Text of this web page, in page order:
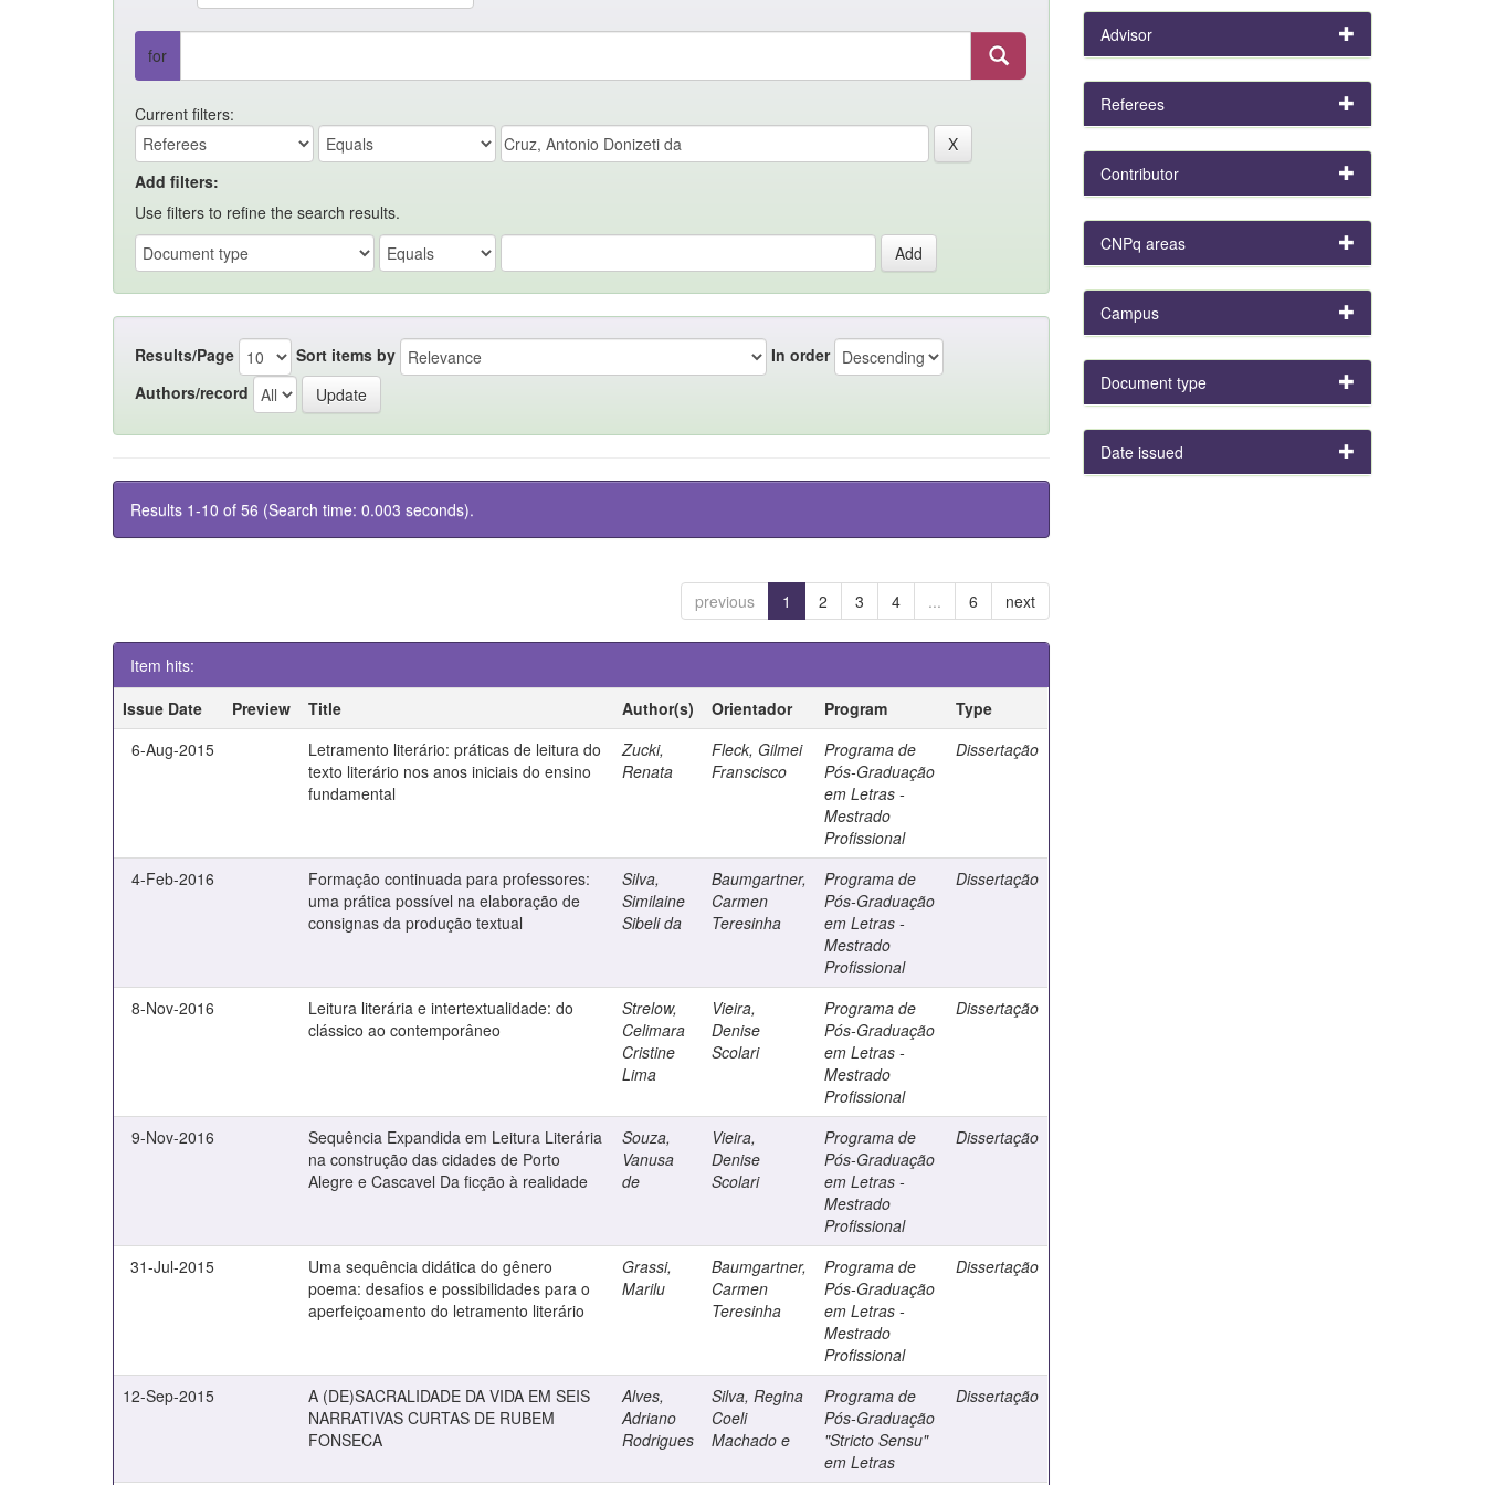
for
Current filters:
Add filters:
Use filters to refine the search results.
Results/Page Sort items by
In order
Authors/record
Results 1-10 of 56 (Search time: 0.003 seconds).
previous 1 2 3 4 ... 6 next
Item hits:
Issue Date
Preview Title Author(s) Orientador Program
Type
6-Aug-2015
Letramento literário: práticas de leitura do
texto literário nos anos iniciais do ensino
fundamental
Zucki,
Renata
Fleck, Gilmei
Franscisco
Programa de
Pós-Graduação
em Letras -
Mestrado
Profissional
Dissertação
4-Feb-2016
Formação continuada para professores:
uma prática possível na elaboração de
consignas da produção textual
Silva,
Similaine
Sibeli da
Baumgartner,
Carmen
Teresinha
Programa de
Pós-Graduação
em Letras -
Mestrado
Profissional
Dissertação
8-Nov-2016
Leitura literária e intertextualidade: do
clássico ao contemporâneo
Strelow,
Celimara
Cristine
Lima
Vieira,
Denise
Scolari
Programa de
Pós-Graduação
em Letras -
Mestrado
Profissional
Dissertação
9-Nov-2016
Sequência Expandida em Leitura Literária
na construção das cidades de Porto
Alegre e Cascavel Da ficção à realidade
Souza,
Vanusa
de
Vieira,
Denise
Scolari
Programa de
Pós-Graduação
em Letras -
Mestrado
Profissional
Dissertação
31-Jul-2015
Uma sequência didática do gênero
poema: desafios e possibilidades para o
aperfeiçoamento do letramento literário
Grassi,
Marilu
Baumgartner,
Carmen
Teresinha
Programa de
Pós-Graduação
em Letras -
Mestrado
Profissional
Dissertação
12-Sep-2015
A (DE)SACRALIDADE DA VIDA EM SEIS
NARRATIVAS CURTAS DE RUBEM
FONSECA
Alves,
Adriano
Rodrigues
Silva, Regina
Coeli
Machado e
Programa de
Pós-Graduação
"Stricto Sensu"
em Letras
Dissertação
Advisor
Referees
Contributor
CNPq areas
Campus
Document type
Date issued